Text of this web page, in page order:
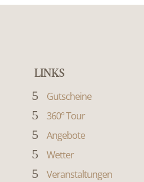
LINKS
5 Gutscheine
5 360° Tour
5 Angebote
5 Wetter
5 Veranstaltungen